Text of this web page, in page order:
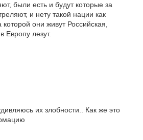
были есть и будут которые за
и нету такой нации как
они живут Российская,
Европу лезут.
их злобности.. Как же это